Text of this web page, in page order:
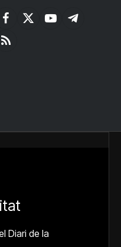
Facebook
X
YouTubeTelegram
RSS